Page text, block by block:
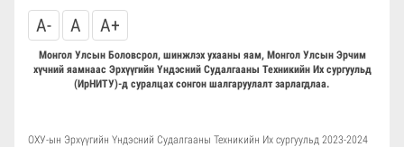
A-
A A+
Монгол Улсын Боловсрол, шинжлэх ухааны яам, Монгол Улсын Эрчим
хүчний яамнаас Эрхүүгийн Үндэсний Судалгааны Техникийн Их сургуульд
(ИрНИТУ)-д суралцах сонгон шалгаруулалт зарлагдлаа.
ОХУ-ын Эрхүүгийн Үндэсний Судалгааны Техникийн Их сургуульд 2023-2024